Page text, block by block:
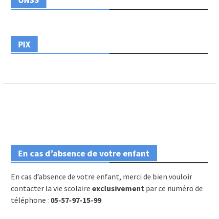
PIX
En cas d’absence de votre enfant
En cas d’absence de votre enfant, merci de bien vouloir
contacter la vie scolaire exclusivementpar ce numéro de
téléphone : 05-57-97-15-99